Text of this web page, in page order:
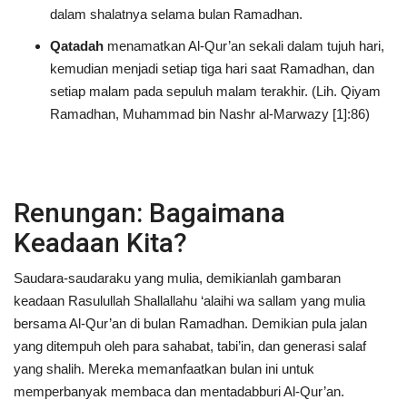
dalam shalatnya selama bulan Ramadhan.
Qatadah menamatkan Al-Qur’an sekali dalam tujuh hari,
kemudian menjadi setiap tiga hari saat Ramadhan, dan
setiap malam pada sepuluh malam terakhir. (Lih. Qiyam
Ramadhan, Muhammad bin Nashr al-Marwazy [1]:86)
Renungan: Bagaimana
Keadaan Kita?
Saudara-saudaraku yang mulia, demikianlah gambaran
keadaan Rasulullah Shallallahu ‘alaihi wa sallam yang mulia
bersama Al-Qur’an di bulan Ramadhan. Demikian pula jalan
yang ditempuh oleh para sahabat, tabi’in, dan generasi salaf
yang shalih. Mereka memanfaatkan bulan ini untuk
memperbanyak membaca dan mentadabburi Al-Qur’an.